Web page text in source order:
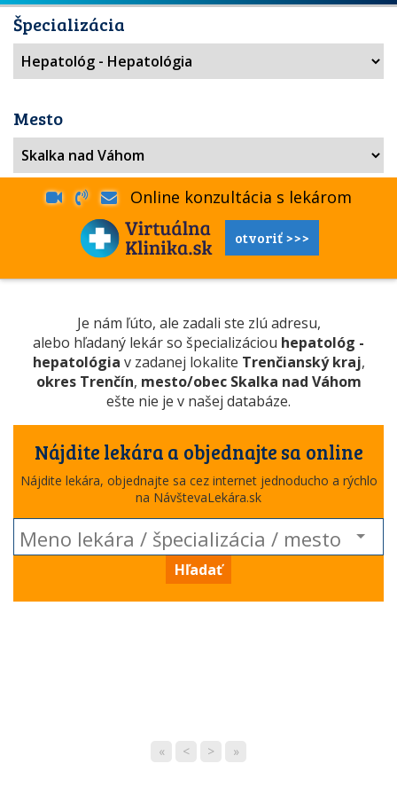
Špecializácia
Mesto
Online konzultácia s lekárom
otvoriť >>>
Je nám ľúto, ale zadali ste zlú adresu,
alebo hľadaný lekár so špecializáciou hepatológ -
hepatológia v zadanej lokalite Trenčianský kraj,
okres Trenčín, mesto/obec Skalka nad Váhom
ešte nie je v našej databáze.
Nájdite lekára a objednajte sa online
Nájdite lekára, objednajte sa cez internet jednoducho a rýchlo
na NávštevaLekára.sk
Hľadať
« < > »